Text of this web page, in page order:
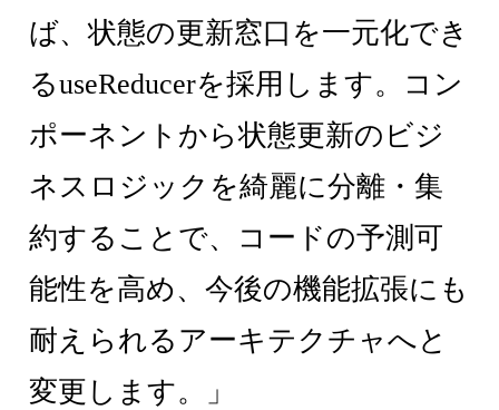
ば、状態の更新窓口を一元化でき
るuseReducerを採用します。コン
ポーネントから状態更新のビジ
ネスロジックを綺麗に分離・集
約することで、コードの予測可
能性を高め、今後の機能拡張にも
耐えられるアーキテクチャへと
変更します。」